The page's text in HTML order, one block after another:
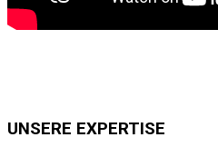
UNSERE EXPERTISE